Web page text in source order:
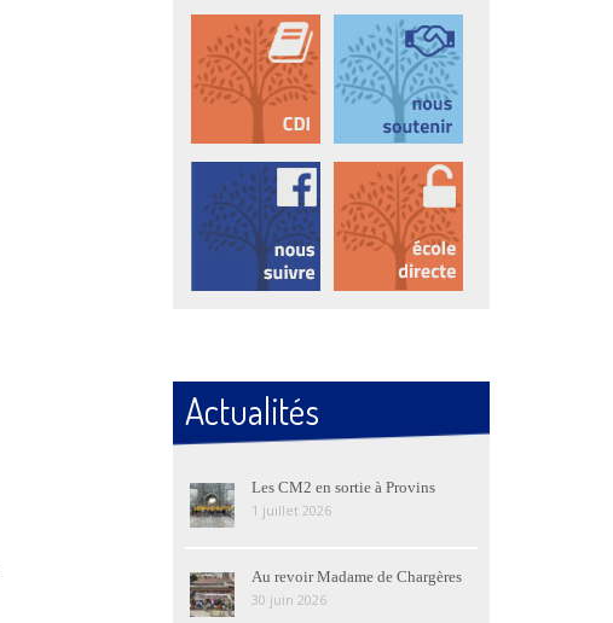
Actualités
Les CM2 en sortie à Provins
1 juillet 2026
Au revoir Madame de Chargères
30 juin 2026